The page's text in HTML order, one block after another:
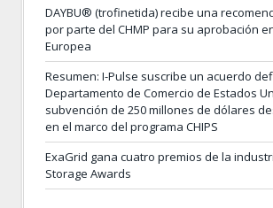
DAYBU® (trofinetida) recibe una
por parte del CHMP para su aprobación
Europea
Resumen: I-Pulse suscribe un acuerdo
Departamento de Comercio de Estados
subvención de 250 millones de dólares
en el marco del programa CHIPS
ExaGrid gana cuatro premios de la
Storage Awards